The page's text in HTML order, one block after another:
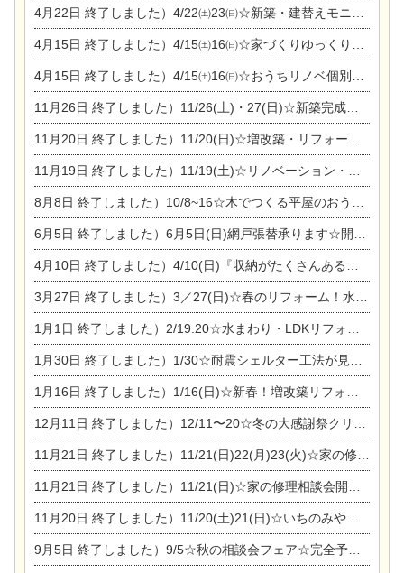
4月22日 終了しました）4/22㈯23㈰☆新築・建替えモニター募集個別相談会
4月15日 終了しました）4/15㈯16㈰☆家づくりゆっくりじっくり個別相談会
4月15日 終了しました）4/15㈯16㈰☆おうちリノベ個別相談会
11月26日 終了しました）11/26(土)・27(日)☆新築完成見学会 in一宮市あずら
11月20日 終了しました）11/20(日)☆増改築・リフォームまつり＆秋の味覚まつり＆芸術祭
11月19日 終了しました）11/19(土)☆リノベーション・家の修理まつり＆増改築・リフォームまつりin扶桑ゴルフ
8月8日 終了しました）10/8~16☆木でつくる平屋のおうちのつくり方【完全予約制】
6月5日 終了しました）6月5日(日)網戸張替承ります☆開催！
4月10日 終了しました）4/10(日)『収納がたくさんあるおうち現場見学会』
3月27日 終了しました）3／27(日)☆春のリフォーム！水まわりLDKリフォーム相談会&今がチャンス！エアコン相談会
1月1日 終了しました）2/19.20☆水まわり・LDKリフォーム相談会＆エアコン相談会
1月30日 終了しました）1/30☆耐震シェルター工法が見れる完成見学会
1月16日 終了しました）1/16(日)☆新春！増改築リフォーム&家の修理まつり
12月11日 終了しました）12/11〜20☆冬の大感謝祭クリスマス相談会開催
11月21日 終了しました）11/21(日)22(月)23(火)☆家の修理まつり＆増改築リフォーム相談会
11月21日 終了しました）11/21(日)☆家の修理相談会開催 in 扶桑オークビレッジ
11月20日 終了しました）11/20(土)21(日)☆いちのみや逸品市に出店します【ひのきのバラ販売】
9月5日 終了しました）9/5☆秋の相談会フェア☆完全予約制